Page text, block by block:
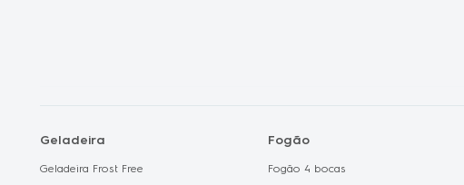
Geladeira
Geladeira Frost Free
Fogão
Fogão 4 bocas